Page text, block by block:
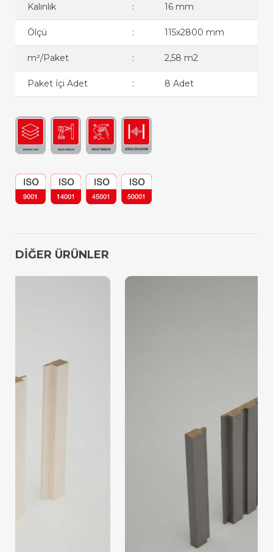
Kalınlık : 16 mm
Ölçü : 115x2800 mm
m²/Paket : 2,58 m2
Paket İçi Adet : 8 Adet
DİĞER ÜRÜNLER